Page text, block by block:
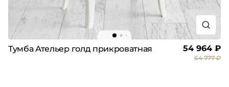
Тумба Ательер голд прикроватная 54 964 ₽
64 777 ₽